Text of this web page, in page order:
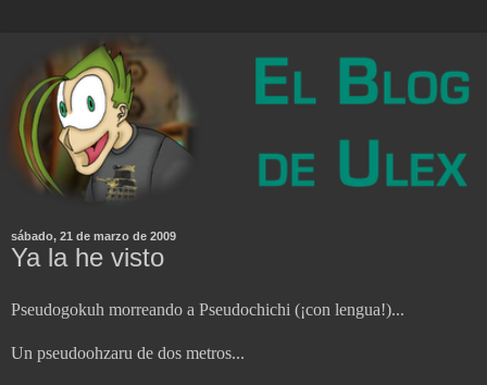
sábado, 21 de marzo de 2009
Ya la he visto
Pseudogokuh morreando a Pseudochichi (¡con lengua!)...
Un pseudoohzaru de dos metros...